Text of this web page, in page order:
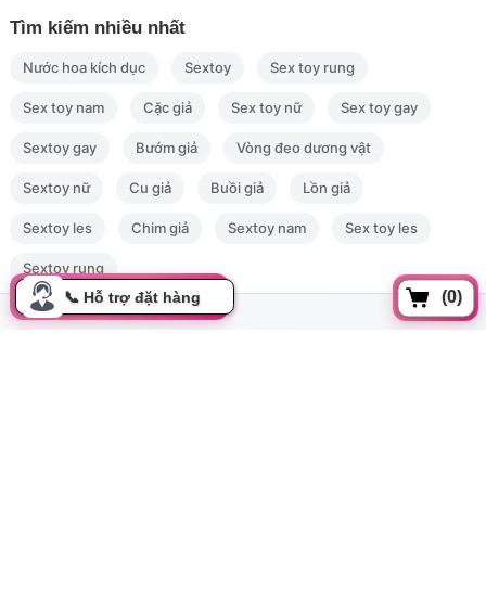
(0)
Tìm kiếm nhiều nhất
Nước hoa kích dục Sextoy Sex toy rung
Sex toy nam Cặc giả Sex toy nữ Sex toy gay
Sextoy gay Bướm giả Vòng đeo dương vật
Sextoy nữ Cu giả Buồi giả Lồn giả
Sextoy les Chim giả Sextoy nam Sex toy les
Sextoy rung